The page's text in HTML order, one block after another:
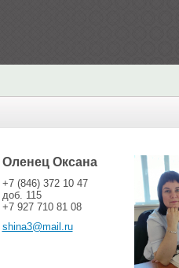
Оленец Оксана
+7 (846) 372 10 47
доб. 115
+7 927 710 81 08
shina3@mail.ru